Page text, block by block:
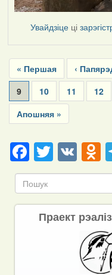
Увайдзіце ці
Pagination
First
page
« Першая
Previous
page
‹
Current
page
9 Page
10 Page
11 Page
12
Last
page
Апошняя »
Twitter
VK
Праект